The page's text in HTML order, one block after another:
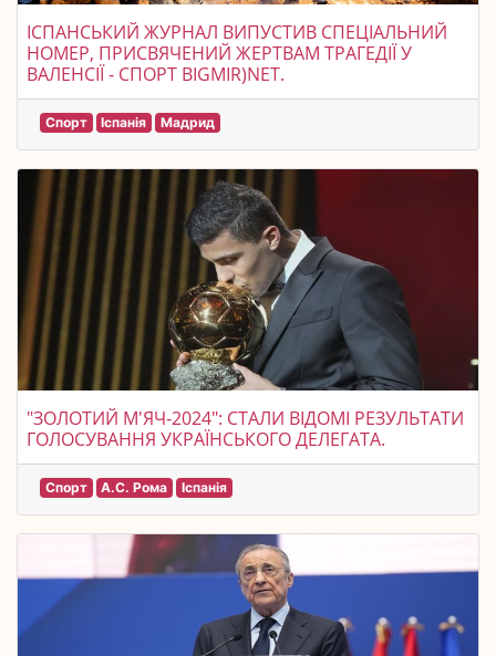
ІСПАНСЬКИЙ ЖУРНАЛ ВИПУСТИВ СПЕЦІАЛЬНИЙ
НОМЕР, ПРИСВЯЧЕНИЙ ЖЕРТВАМ ТРАГЕДІЇ У
ВАЛЕНСІЇ - СПОРТ BIGMIR)NET.
Спорт Іспанія Мадрид
"ЗОЛОТИЙ М'ЯЧ-2024": СТАЛИ ВІДОМІ РЕЗУЛЬТАТИ
ГОЛОСУВАННЯ УКРАЇНСЬКОГО ДЕЛЕГАТА.
Спорт А.С. Рома Іспанія